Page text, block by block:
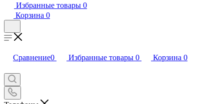
Избранные товары 0
Корзина 0
Сравнение0 Избранные товары 0 Корзина 0